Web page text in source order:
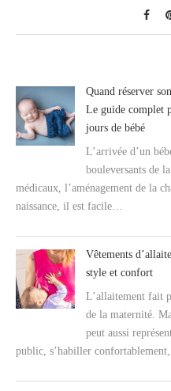
Quand réserver
Le guide complet
jours de bébé
L’arrivée d’un
bouleversants de
médicaux, l’aménagement de la
naissance, il est facile…
Vêtements
style et confort
L’allaitement fait
de la maternité.
peut aussi
public, s’habiller